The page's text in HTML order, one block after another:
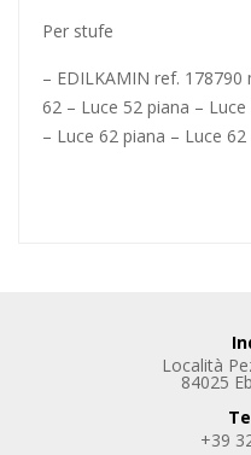
Per stufe
– EDILKAMIN ref.
62 – Luce 52 piana –
– Luce 62 piana – Luce
Località
84025
+39